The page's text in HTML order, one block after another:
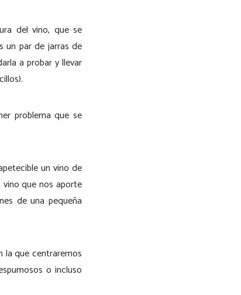
del vino, que se
un par de jarras de
a probar y llevar
problema que se
un vino de
que nos aporte
de una pequeña
la que centraremos
o incluso